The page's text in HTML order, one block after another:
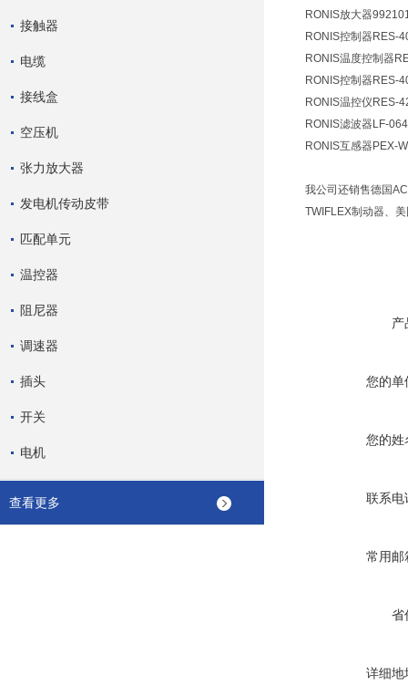
接触器
电缆
接线盒
空压机
张力放大器
发电机传动皮带
匹配单元
温控器
阻尼器
调速器
插头
开关
电机
查看更多
RONIS放大器
RONIS控制器RES-
RONIS温度控制器
RONIS控制器RES-
RONIS温控仪RES-
RONIS滤波器LF-
RONIS互感器PEX-
我公司还销售德国
TWIFLEX制动器、
产
您的单
您的姓
联系电
常用邮
省
详细地